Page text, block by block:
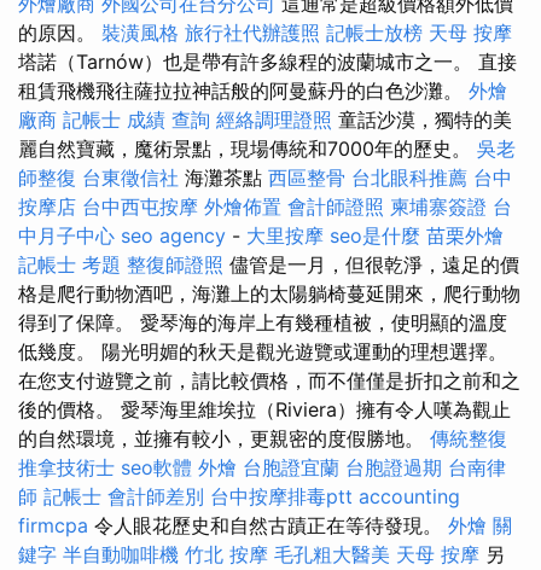
的原因。 裝潢風格 旅行社代辦護照 記帳士放榜 天母 按摩
塔諾（Tarnów）也是帶有許多線程的波蘭城市之一。 直接
租賃飛機飛往薩拉拉神話般的阿曼蘇丹的白色沙灘。 外燴
廠商 記帳士 成績 查詢 經絡調理證照 童話沙漠，獨特的美
麗自然寶藏，魔術景點，現場傳統和7000年的歷史。 吳老
師整復 台東徵信社 海灘茶點 西區整骨 台北眼科推薦 台中
按摩店 台中西屯按摩 外燴佈置 會計師證照 柬埔寨簽證 台
中月子中心 seo agency - 大里按摩 seo是什麼 苗栗外燴
記帳士 考題 整復師證照 儘管是一月，但很乾淨，遠足的價
格是爬行動物酒吧，海灘上的太陽躺椅蔓延開來，爬行動物
得到了保障。 愛琴海的海岸上有幾種植被，使明顯的溫度
低幾度。 陽光明媚的秋天是觀光遊覽或運動的理想選擇。
在您支付遊覽之前，請比較價格，而不僅僅是折扣之前和之
後的價格。 愛琴海里維埃拉（Riviera）擁有令人嘆為觀止
的自然環境，並擁有較小，更親密的度假勝地。 傳統整復
推拿技術士 seo軟體 外燴 台胞證宜蘭 台胞證過期 台南律
師 記帳士 會計師差別 台中按摩排毒ptt accounting
firmcpa 令人眼花歷史和自然古蹟正在等待發現。 外燴 關
鍵字 半自動咖啡機 竹北 按摩 毛孔粗大醫美 天母 按摩 另